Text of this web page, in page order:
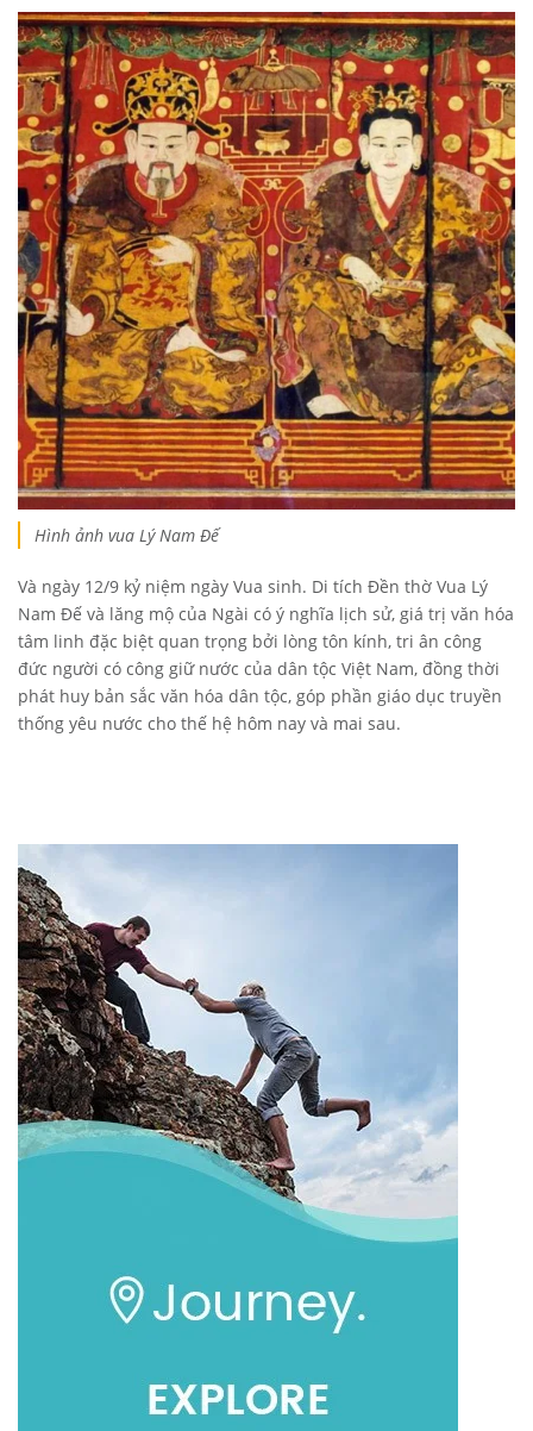
Hình ảnh vua Lý Nam Đế
Và ngày 12/9 kỷ niệm ngày Vua sinh. Di tích Đền thờ Vua Lý
Nam Đế và lăng mộ của Ngài có ý nghĩa lịch sử, giá trị văn hóa
tâm linh đặc biệt quan trọng bởi lòng tôn kính, tri ân công
đức người có công giữ nước của dân tộc Việt Nam, đồng thời
phát huy bản sắc văn hóa dân tộc, góp phần giáo dục truyền
thống yêu nước cho thế hệ hôm nay và mai sau.